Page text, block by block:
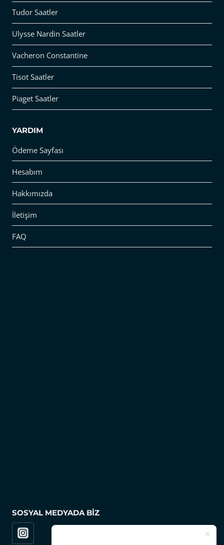
Tudor Saatler
Ulysse Nardin Saatler
Vacheron Constantine
Tisot Saatler
Piaget Saatler
YARDIM
Ödeme Sayfası
Hesabım
Hakkımızda
İletişim
FAQ
SOSYAL MEDYADA BIZ